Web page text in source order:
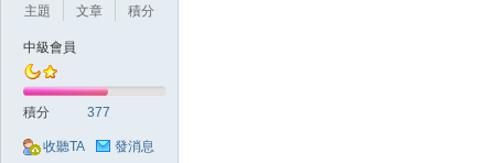
主題
文章
積分
中級會員
積分 377
收聽TA 發消息